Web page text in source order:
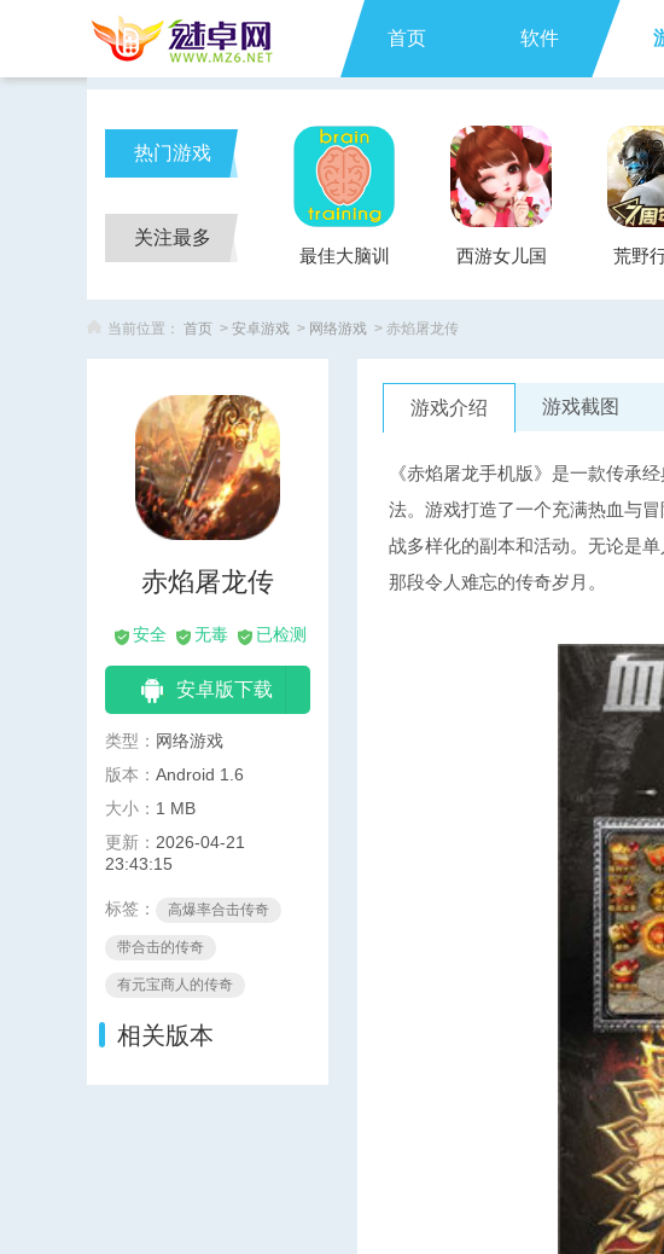
首页 软件
热门游戏
关注最多
最佳大脑训
练Brain
西游女儿国 荒野
当前位置： 首页 > 安卓游戏 > 网络游戏 > 赤焰屠龙传
赤焰屠龙传
安全 无毒 已检测
安卓版下载
类型： 网络游戏
版本： Android 1.6
大小： 1 MB
更新： 2026-04-21
23:43:15
标签： 高爆率合击传奇
带合击的传奇
有元宝商人的传奇
相关版本
游戏介绍 游戏截图
《赤焰屠龙手机版》是一款传承
法。游戏打造了一个充满热血与
战多样化的副本和活动。无论是
那段令人难忘的传奇岁月。